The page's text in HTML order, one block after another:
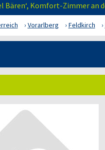
Bären‘, Komfort-Zimmer
Vorarlberg Feldkirch